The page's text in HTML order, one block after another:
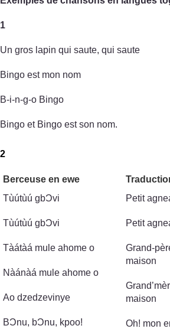
1
Un gros lapin qui saute, qui saute
Bingo est mon nom
B-i-n-g-o Bingo
Bingo et Bingo est son nom.
2
Berceuse en ewe
Tùútùú gbϽvi
Tùútùú gbϽvi
Tàátàá mule ahome o
Nàánàá mule ahome o
Ao dzedzevinye
BϽnu, bϽnu, kpoo!
Petit
Petit
Grand-
maison
maison
Oh! mon